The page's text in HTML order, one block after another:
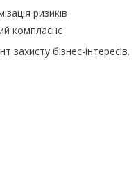
ризиків
комплаєнс
бізнес-інтересів.